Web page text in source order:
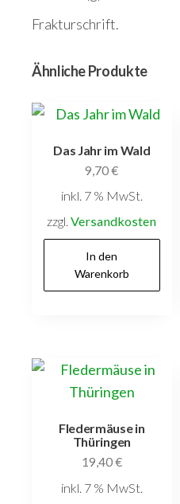
Frakturschrift.
Ähnliche Produkte
Das Jahr im Wald
9,70€
inkl. 7 % MwSt.
zzgl.Versandkosten
In den
Warenkorb
Fledermäuse in
Thüringen
19,40€
inkl. 7 % MwSt.